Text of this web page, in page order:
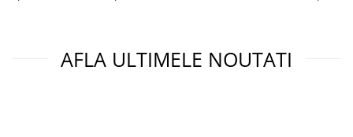
AFLA ULTIMELE NOUTATI